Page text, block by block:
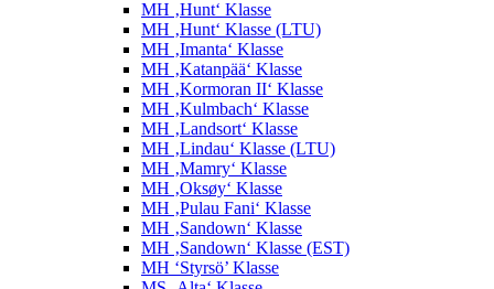
MH ‚Hunt‘ Klasse
MH ‚Hunt‘ Klasse (LTU)
MH ‚Imanta‘ Klasse
MH ‚Katanpää‘ Klasse
MH ‚Kormoran II‘ Klasse
MH ‚Kulmbach‘ Klasse
MH ‚Landsort‘ Klasse
MH ‚Lindau‘ Klasse (LTU)
MH ‚Mamry‘ Klasse
MH ‚Oksøy‘ Klasse
MH ‚Pulau Fani‘ Klasse
MH ‚Sandown‘ Klasse
MH ‚Sandown‘ Klasse (EST)
MH ‘Styrsö’ Klasse